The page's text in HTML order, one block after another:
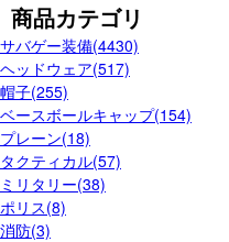
商品カテゴリ
サバゲー装備(4430)
ヘッドウェア(517)
帽子(255)
ベースボールキャップ(154)
プレーン(18)
タクティカル(57)
ミリタリー(38)
ポリス(8)
消防(3)